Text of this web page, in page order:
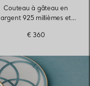
Couteau à gâteau en
argent 925 millièmes et
€ 360